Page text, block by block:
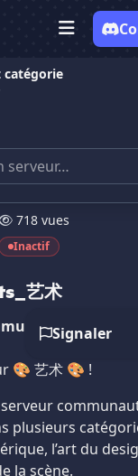
catégorie
Discord Dessin
718 vues
Inactif
艺术
Signaler
🎨 艺术 🎨 !
plusieurs
l’art du
la scène.
Yi-shu-arts_艺术
Yi-shu-arts_艺
supprimer ton
Supprimer
Yi-shu-arts_艺术